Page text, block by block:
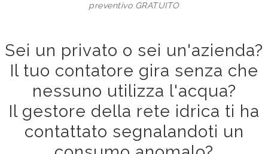
preventivo GRATUITO
Sei un privato o sei un'azienda?
Il tuo contatore gira senza che
nessuno utilizza l'acqua?
Il gestore della rete idrica ti ha
contattato segnalandoti un